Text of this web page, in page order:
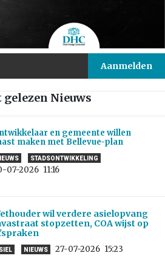
gelezen Nieuws
en gemeente willen
maken met Bellevue-plan
STADSONTWIKKELING
07-2026 11:16
wil verdere asielopvang
stopzetten, COA wijst op
NIEUWS 27-07-2026 15:23